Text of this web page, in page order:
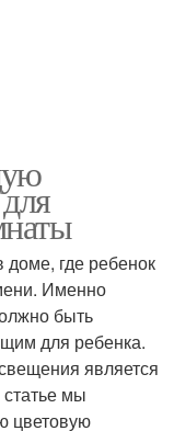
доме, где ребенок
Именно
быть
для ребенка.
является
мы
цветовую